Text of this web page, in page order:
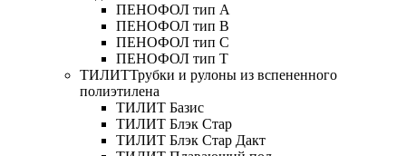
ПЕНОФОЛ тип А
ПЕНОФОЛ тип B
ПЕНОФОЛ тип C
ПЕНОФОЛ тип T
ТИЛИТТрубки и рулоны из вспененного
полиэтилена
ТИЛИТ Базис
ТИЛИТ Блэк Стар
ТИЛИТ Блэк Стар Дакт